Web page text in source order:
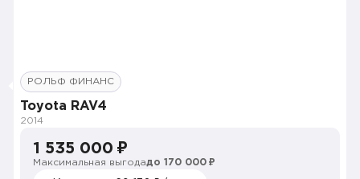
РОЛЬФ ФИНАНС
Toyota RAV4
2014
1 535 000 ₽
Максимальная выгодадо 170 000 ₽